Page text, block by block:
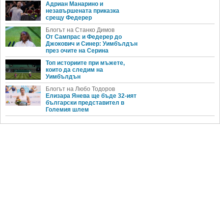
Адриан Манарино и
незавършената приказка
срещу Федерер
Блогът на Станко Димов
От Сампрас и Федерер до
Джокович и Синер: Уимбълдън
през очите на Серина
Топ историите при мъжете,
които да следим на
Уимбълдън
Блогът на Любо Тодоров
Елизара Янева ще бъде 32-ият
български представител в
Големия шлем